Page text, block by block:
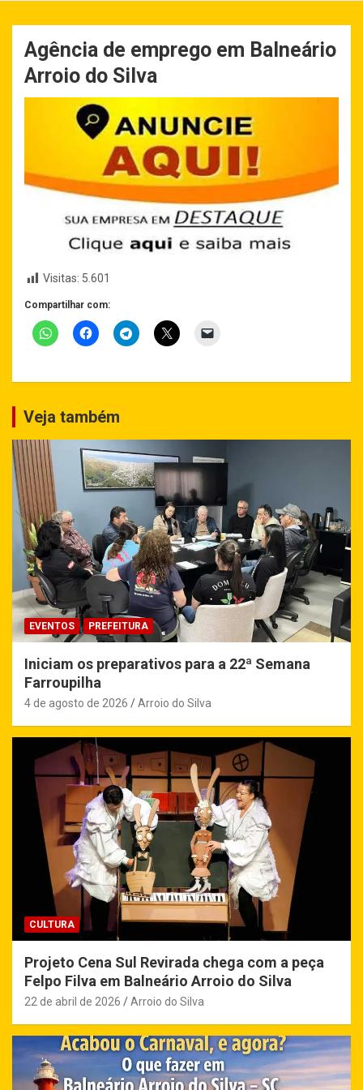
Agência de emprego em Balneário
Arroio do Silva
Visitas: 5.601
Compartilhar com:
Veja também
EVENTOS PREFEITURA
Iniciam os preparativos para a 22ª Semana
Farroupilha
4 de agosto de 2026 Arroio do Silva
CULTURA
Projeto Cena Sul Revirada chega com a peça
Felpo Filva em Balneário Arroio do Silva
22 de abril de 2026 Arroio do Silva